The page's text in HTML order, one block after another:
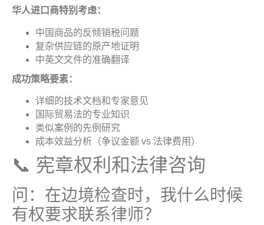
华人进口商特别考虑：
中国商品的反倾销税问题
复杂供应链的原产地证明
中英文文件的准确翻译
成功策略要素：
详细的技术文档和专家意见
国际贸易法的专业知识
类似案例的先例研究
成本效益分析（争议金额 vs 法律费用）
📞 宪章权利和法律咨询
问：在边境检查时，我什么时候
有权要求联系律师？